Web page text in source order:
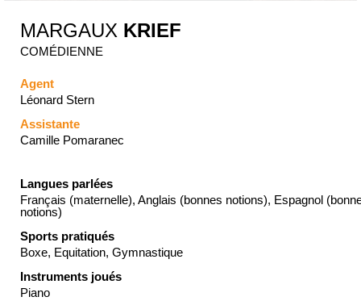
MARGAUX KRIEF
COMÉDIENNE
Agent
Léonard Stern
Assistante
Camille Pomaranec
Langues parlées
Français (maternelle), Anglais (bonnes notions), Espagnol
notions)
Sports pratiqués
Boxe, Equitation, Gymnastique
Instruments joués
Piano